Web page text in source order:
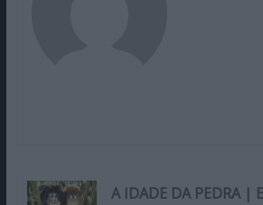
A IDADE DA PEDRA |